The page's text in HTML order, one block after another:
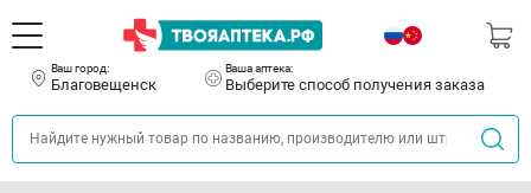
Ваш город:
Благовещенск
Ваша аптека:
Выберите способ получения заказа